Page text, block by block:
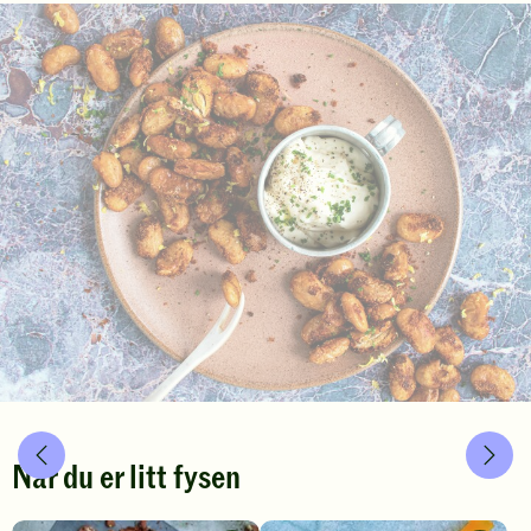
Når du er litt fysen